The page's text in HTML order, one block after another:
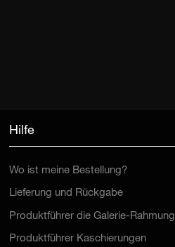
Hilfe
Wo ist meine Bestellung?
Lieferung und Rückgabe
Produktführer die Galerie-Rahmung
Produktführer Kaschierungen